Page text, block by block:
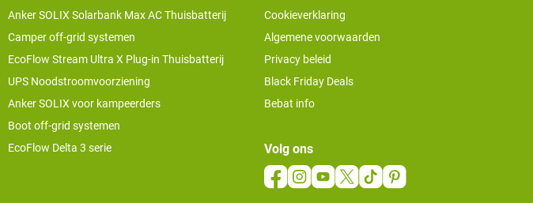
Anker SOLIX Solarbank Max AC Thuisbatterij
Camper off-grid systemen
EcoFlow Stream Ultra X Plug-in Thuisbatterij
UPS Noodstroomvoorziening
Anker SOLIX voor kampeerders
Boot off-grid systemen
EcoFlow Delta 3 serie
Cookieverklaring
Algemene voorwaarden
Privacy beleid
Black Friday Deals
Bebat info
Volg ons